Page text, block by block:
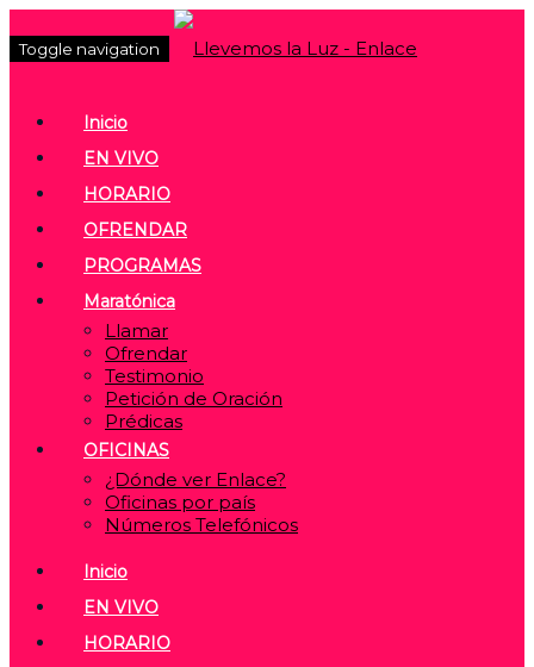
Toggle navigation
Inicio
EN VIVO
HORARIO
OFRENDAR
PROGRAMAS
Maratónica
Llamar
Ofrendar
Testimonio
Petición de Oración
Prédicas
OFICINAS
¿Dónde ver Enlace?
Oficinas por país
Números Telefónicos
Inicio
EN VIVO
HORARIO